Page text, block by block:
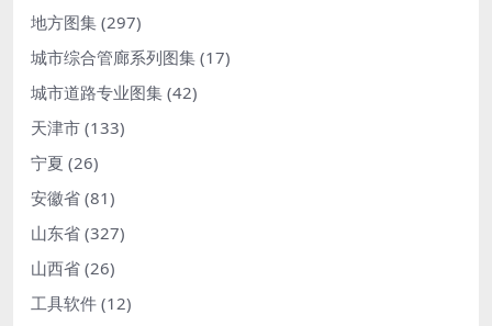
地方图集 (297)
城市综合管廊系列图集 (17)
城市道路专业图集 (42)
天津市 (133)
宁夏 (26)
安徽省 (81)
山东省 (327)
山西省 (26)
工具软件 (12)